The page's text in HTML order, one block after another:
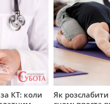
КТ: коли
Як